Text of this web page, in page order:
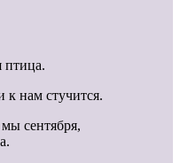
птица.
стучится.